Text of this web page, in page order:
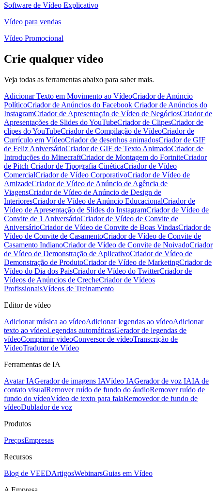
Software de Vídeo Explicativo
Vídeo para vendas
Vídeo Promocional
Crie qualquer vídeo
Veja todas as ferramentas abaixo para saber mais.
Adicionar Texto em Movimento ao VídeoCriador de Anúncio
PolíticoCriador de Anúncios do Facebook Criador de Anúncios do
InstagramCriador de Apresentação de Vídeo de NegóciosCriador de
Apresentações de Slides do YouTubeCriador de ClipesCriador de
clipes do YouTubeCriador de Compilação de VídeoCriador de
Currículo em VídeoCriador de desenhos animadosCriador de GIF
de Feliz AniversárioCriador de GIF de Texto AnimadoCriador de
Introduções do MinecraftCriador de Montagem do FortniteCriador
de Pitch Criador de Tipografia CinéticaCriador de Vídeo
ComercialCriador de Vídeo CorporativoCriador de Vídeo de
AmizadeCriador de Vídeo de Anúncio de Agência de
ViagensCriador de Vídeo de Anúncio de Design de
InterioresCriador de Vídeo de Anúncio EducacionalCriador de
Vídeo de Apresentação de Slides do InstagramCriador de Vídeo de
Convite de 1 AniversárioCriador de Vídeo de Convite de
AniversárioCriador de Vídeo de Convite de Boas VindasCriador de
Vídeo de Convite de CasamentoCriador de Vídeo de Convite de
Casamento IndianoCriador de Vídeo de Convite de NoivadoCriador
de Vídeo de Demonstração de AplicativoCriador de Vídeo de
Demonstração de ProdutoCriador de Vídeo de MarketingCriador de
Vídeo do Dia dos PaisCriador de Vídeo do TwitterCriador de
Vídeos de Anúncios de CrecheCriador de Vídeos
ProfissionaisVídeos de Treinamento
Editor de vídeo
Adicionar música ao vídeoAdicionar legendas ao vídeoAdicionar
texto ao vídeoLegendas automáticasGerador de legendas de
vídeoComprimir videoConversor de vídeoTranscrição de
VídeoTradutor de Vídeo
Ferramentas de IA
Avatar IAGerador de imagens IAVídeo IAGerador de voz IAIA de
contato visualRemover ruído de fundo do áudioRemover ruído de
fundo do vídeoVídeo de texto para falaRemovedor de fundo de
vídeoDublador de voz
Produtos
PreçosEmpresas
Recursos
Blog de VEEDArtigosWebinarsGuias em Vídeo